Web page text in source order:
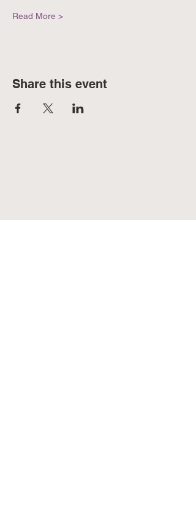
Read More >
Share this event